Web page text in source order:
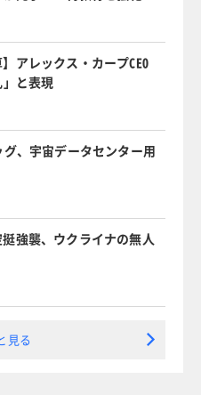
アレックス・カープCEO
」と表現
グ、宇宙データセンター用
強襲、ウクライナの無人
見る